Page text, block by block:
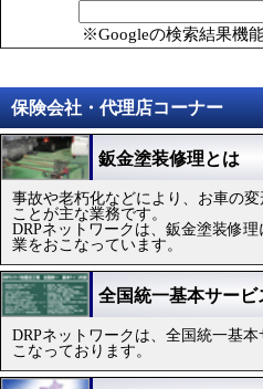
※Googleの検索結果機
保険会社・代理店コーナー
鈑金塗装修理とは
事故や老朽化などにより、お車の
ことが主な業務です。
DRPネットワークは、鈑金塗装修
業をおこなっています。
全国統一基本サービ
DRPネットワークは、全国統一基
こなっております。